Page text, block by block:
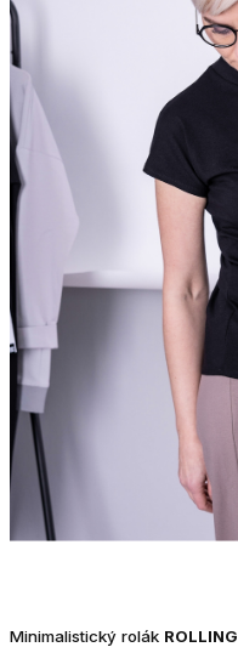
Minimalistický rolák ROLLING